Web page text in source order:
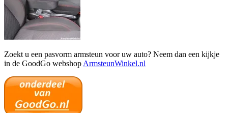
Zoekt u een pasvorm armsteun voor uw auto? Neem dan een kijkje
in de GoodGo webshop ArmsteunWinkel.nl